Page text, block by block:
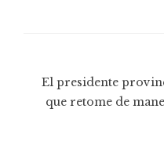
El presidente
que retome de